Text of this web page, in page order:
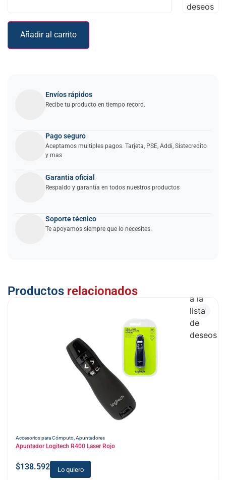
Añadir al carrito
deseos
Envíos rápidos
Recibe tu producto en tiempo record.
Pago seguro
Aceptamos multiples pagos. Tarjeta, PSE, Addi, Sistecredito
y mas
Garantia oficial
Respaldo y garantía en todos nuestros productos
Soporte técnico
Te apoyamos siempre que lo necesites.
Productos relacionados
Accesorios para Cómputo Apuntadores
Apuntador Logitech R400 Laser Rojo
$138.592 Lo quiero
a la
lista
de
deseos